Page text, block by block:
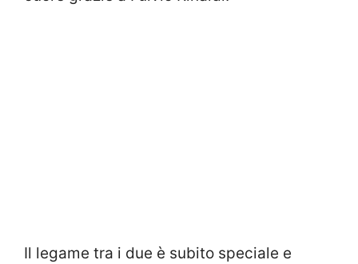
Il legame tra i due è subito speciale e